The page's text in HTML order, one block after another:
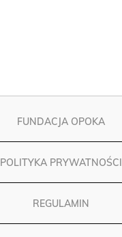
FUNDACJA OPOKA
POLITYKA PRYWATNOŚCI
REGULAMIN